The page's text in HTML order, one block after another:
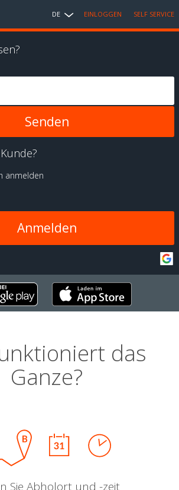
DE EINLOGGEN SELF SERVICE
anmelden
Anmelden
das
Ganze?
Sie Abholort und -zeit